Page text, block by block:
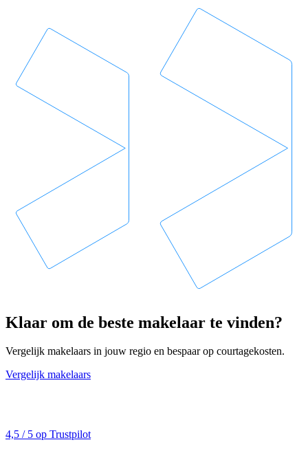
Klaar om de beste makelaar te vinden?
Vergelijk makelaars in jouw regio en bespaar op courtagekosten.
Vergelijk makelaars
4,5 / 5 op Trustpilot